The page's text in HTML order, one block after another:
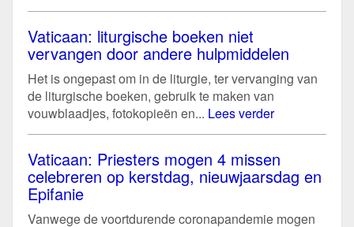
Vaticaan: liturgische boeken niet
vervangen door andere hulpmiddelen
Het is ongepast om in de liturgie, ter vervanging van
de liturgische boeken, gebruik te maken van
vouwblaadjes, fotokopieën en... Lees verder
Vaticaan: Priesters mogen 4 missen
celebreren op kerstdag, nieuwjaarsdag en
Epifanie
Vanwege de voortdurende coronapandemie mogen